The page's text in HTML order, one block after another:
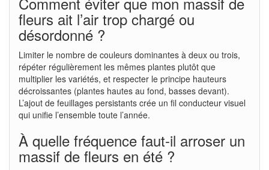
fleurs ait l’air trop chargé ou
désordonné ?
Limiter le nombre de couleurs dominantes à deux ou trois,
répéter régulièrement les mêmes plantes plutôt que
multiplier les variétés, et respecter le principe hauteurs
décroissantes (plantes hautes au fond, basses devant).
L’ajout de feuillages persistants crée un fil conducteur visuel
qui unifie l’ensemble toute l’année.
À quelle fréquence faut-il arroser un
massif de fleurs en été ?